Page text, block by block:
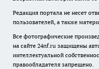
Редакция портала не несет
пользователей, а также
Все фотографические
на сайте 24nf.ru защищены
интеллектуальной
правообладателя запрещено.